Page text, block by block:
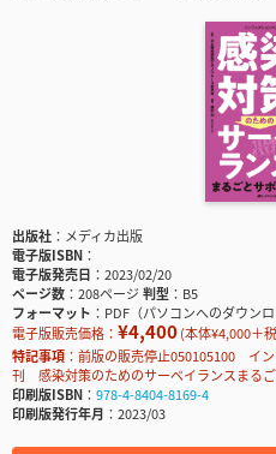
出版社
メディカ出版
電子版ISBN
電子版発売日
2023/02/20
ページ数
208ページ判型
B5
フォーマット
PDF（パソコンへのダウンロ
電子版販売価格： ¥4,400(本体¥4,000＋
特記事項
前版の販売停止050105100 イ
刊 感染対策のためのサーベイランスまる
印刷版ISBN
978-4-8404-8169-4
印刷版発行年月
2023/03